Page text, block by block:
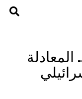
المعادلة